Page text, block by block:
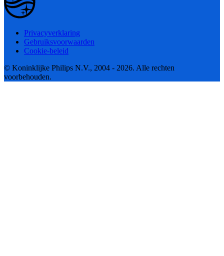
Privacyverklaring
Gebruiksvoorwaarden
Cookie-beleid
© Koninklijke Philips N.V., 2004 - 2026. Alle rechten
voorbehouden.